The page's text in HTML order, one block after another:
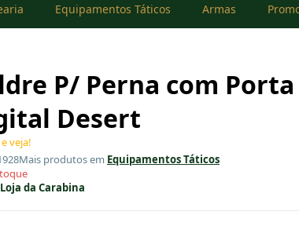
Equipamentos Táticos Armas
P/ Perna com
Desert
veja!
Mais produtos em Equipamentos Táticos
Loja da Carabina